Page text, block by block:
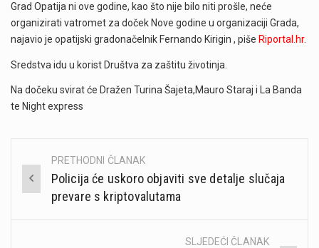
Grad Opatija ni ove godine, kao što nije bilo niti prošle, neće
organizirati vatromet za doček Nove godine u organizaciji Grada,
najavio je opatijski gradonačelnik Fernando Kirigin , piše Riportal.hr.
Sredstva idu u korist Društva za zaštitu životinja.
Na dočeku svirat će Dražen Turina Šajeta,Mauro Staraj i La Banda
te Night express
Post
navigation
PRETHODNI ČLANAK
Policija će uskoro objaviti sve detalje slučaja
prevare s kriptovalutama
SLJEDEĆI ČLANAK